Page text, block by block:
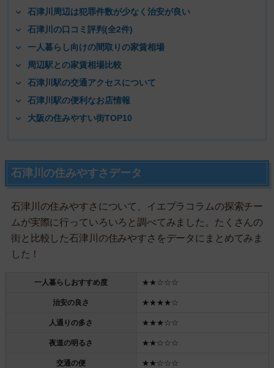
石津川周辺は犯罪件数が少なく治安が良い
石津川の口コミ評判(全2件)
一人暮らし向けの間取りの家賃相場
周辺駅との家賃相場比較
石津川駅の交通アクセスについて
石津川駅の便利なお店情報
大阪の住みやすい街TOP10
石津川の住みやすさデータ
石津川の住みやすさについて、イエプラコラムの探索チー
ムが実際に行っていろいろと調べてみました。たくさんの
街と比較した石津川の住みやすさをデータにまとめてみま
した！
一人暮らしおすすめ度 ★★☆☆☆
治安の良さ ★★★★☆
人通りの多さ ★★★☆☆
夜道の明るさ ★★☆☆☆
交通の便 ★★☆☆☆